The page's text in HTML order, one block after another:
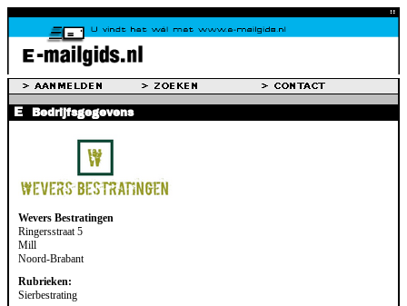
Bedrijfsgegevens
Wevers Bestratingen
Ringersstraat 5
Mill
Noord-Brabant
Rubrieken:
Sierbestrating